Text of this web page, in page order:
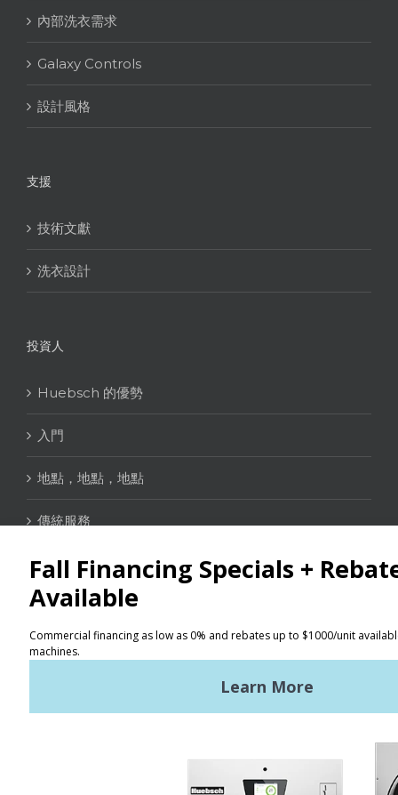
內部洗衣需求
Galaxy Controls
設計風格
支援
技術文獻
洗衣設計
投資人
Huebsch 的優勢
入門
地點，地點，地點
傳統服務
聯絡資訊
定位器